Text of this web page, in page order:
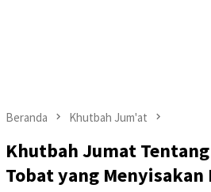
Beranda Khutbah Jum'at
Khutbah Jumat Tentang
Tobat yang Menyisakan